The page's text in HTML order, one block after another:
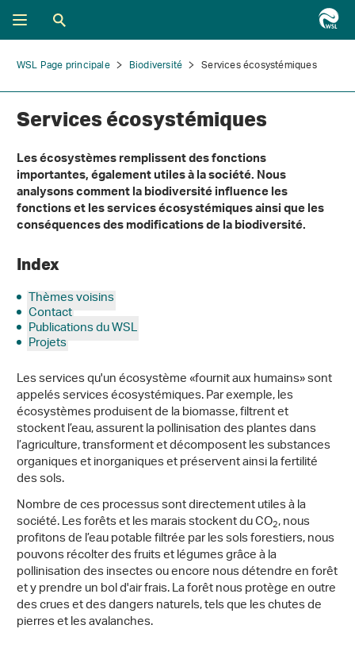
WSL Page principale Biodiversité Services écosystémiques
Services écosystémiques
Les écosystèmes remplissent des fonctions
importantes, également utiles à la société. Nous
analysons comment la biodiversité influence les
fonctions et les services écosystémiques ainsi que les
conséquences des modifications de la biodiversité.
Index
Thèmes voisins
Contact
Publications du WSL
Projets
Les services qu'un écosystème «fournit aux humains» sont
appelés services écosystémiques. Par exemple, les
écosystèmes produisent de la biomasse, filtrent et
stockent l’eau, assurent la pollinisation des plantes dans
l’agriculture, transforment et décomposent les substances
organiques et inorganiques et préservent ainsi la fertilité
des sols.
Nombre de ces processus sont directement utiles à la
société. Les forêts et les marais stockent du CO2, nous
profitons de l’eau potable filtrée par les sols forestiers, nous
pouvons récolter des fruits et légumes grâce à la
pollinisation des insectes ou encore nous détendre en forêt
et y prendre un bol d'air frais. La forêt nous protège en outre
des crues et des dangers naturels, tels que les chutes de
pierres et les avalanches.